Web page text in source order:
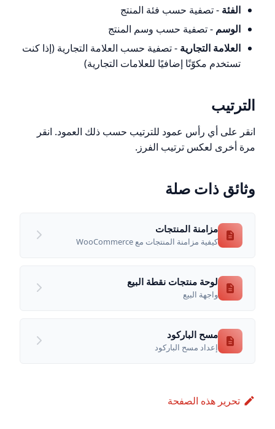
الفئة - تصفية حسب فئة المنتج
الوسم - تصفية حسب وسم المنتج
العلامة التجارية - تصفية حسب العلامة التجارية (إذا كنت
تستخدم مكوّنًا إضافيًا للعلامات التجارية)
الترتيب
انقر على أي رأس عمود للترتيب حسب ذلك العمود. انقر
مرة أخرى لعكس ترتيب الفرز.
وثائق ذات صلة
مزامنة المنتجات
كيفية مزامنة المنتجات مع WooCommerce
لوحة منتجات نقطة البيع
واجهة البيع
مسح الباركود
إعداد مسح الباركود
تحرير هذه الصفحة